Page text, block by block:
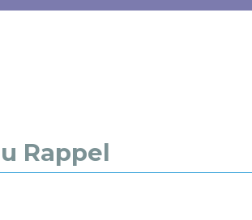
Rappel